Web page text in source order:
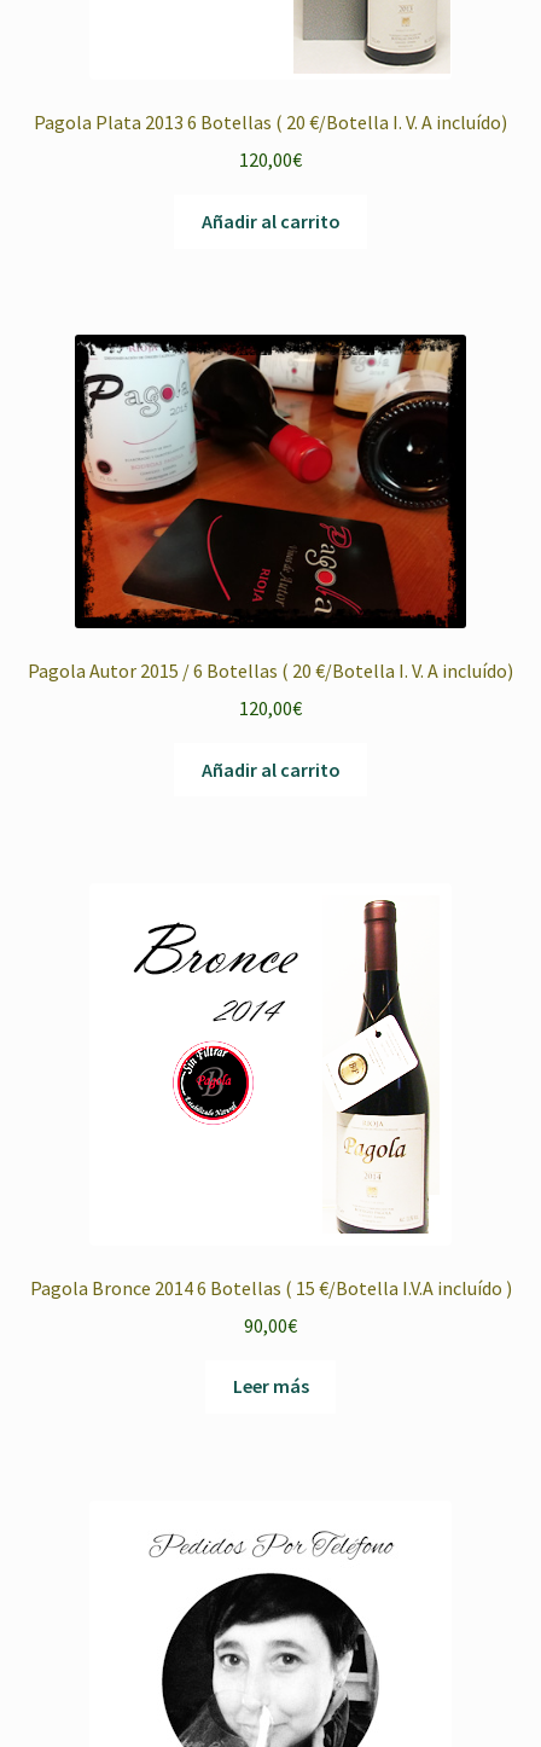
Pagola Plata 2013 6 Botellas ( 20 €/Botella I. V. A incluído)
120,00€
Añadir al carrito
Pagola Autor 2015 / 6 Botellas ( 20 €/Botella I. V. A incluído)
120,00€
Añadir al carrito
Pagola Bronce 2014 6 Botellas ( 15 €/Botella I.V.A incluído )
90,00€
Leer más